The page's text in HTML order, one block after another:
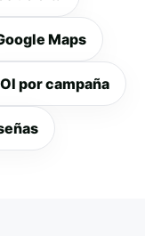
Maps
por campaña